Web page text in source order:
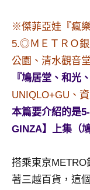
主
持、
學
校
業
講
座、
落
及
※傑菲亞娃『瘋
5.◎ＭＥＴＲＯ
公園、清水觀音
『鳩居堂、和光
UNIQLO+GU、
本篇要介紹的是
GINZA】上集（
搭乘東京
著三越百貨，這